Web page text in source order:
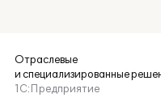
Отраслевые
и специализированные
1С:Предприятие